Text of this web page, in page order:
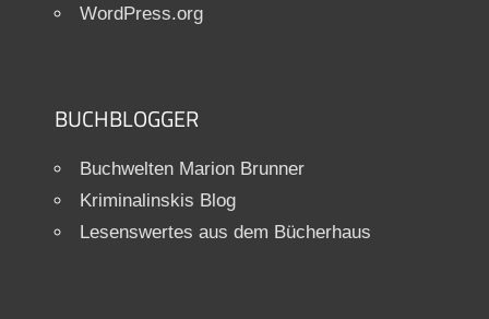
WordPress.org
BUCHBLOGGER
Buchwelten Marion Brunner
Kriminalinskis Blog
Lesenswertes aus dem Bücherhaus